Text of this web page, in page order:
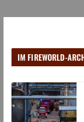
IM FIREWORLD-